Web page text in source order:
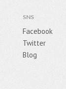
SNS
Facebook
Twitter
Blog